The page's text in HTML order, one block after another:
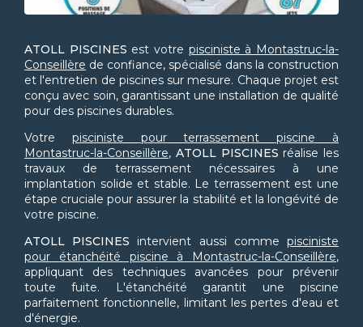
ATOLL PISCINES est votre pisciniste à Montastruc-la-
Conseillère de confiance, spécialisé dans la construction
et l'entretien de piscines sur mesure. Chaque projet est
conçu avec soin, garantissant une installation de qualité
pour des piscines durables.
Votre pisciniste pour terrassement piscine à
Montastruc-la-Conseillère, ATOLL PISCINES réalise les
travaux de terrassement nécessaires à une
implantation solide et stable. Le terrassement est une
étape cruciale pour assurer la stabilité et la longévité de
votre piscine.
ATOLL PISCINES intervient aussi commepisciniste
pour étanchéité piscine à Montastruc-la-Conseillère,
appliquant des techniques avancées pour prévenir
toute fuite. L'étanchéité garantit une piscine
parfaitement fonctionnelle, limitant les pertes d'eau et
d'énergie.